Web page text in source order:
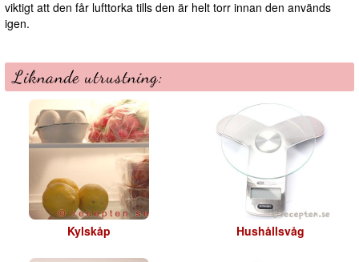
viktigt att den får lufttorka tills den är helt torr innan den används
igen.
Liknande utrustning:
Kylskåp Hushållsvåg